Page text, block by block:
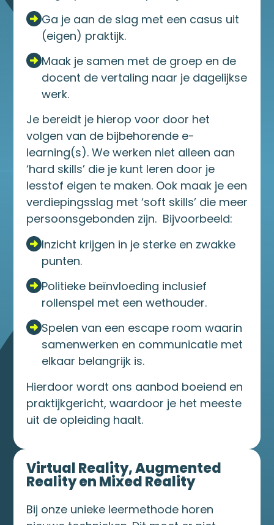
Ga je aan de slag met een casus uit
(eigen) praktijk.
Maak je samen met de groep en de
docent de vertaling naar je dagelijkse
werk.
Je bereidt je hierop voor door het
volgen van de bijbehorende e-
learning(s). We werken niet alleen aan
‘hard skills’ die je kunt leren door je
lesstof eigen te maken. Ook maak je een
verdiepingsslag met ‘soft skills’ die meer
persoonsgebonden zijn. Bijvoorbeeld:
Inzicht krijgen in je sterke en zwakke
punten.
Politieke beïnvloeding inclusief
rollenspel met een wethouder.
Spelen van een escape room waarin
samenwerken en communicatie met
elkaar belangrijk is.
Hierdoor wordt ons aanbod boeiend en
praktijkgericht, waardoor je het meeste
uit de opleiding haalt.
Virtual Reality, Augmented
Reality en Mixed Reality
Bij onze unieke leermethode horen